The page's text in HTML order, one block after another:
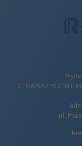
STOWARZYSZENIE
ul.